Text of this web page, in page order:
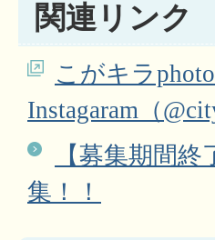
関連リンク
こがキラ
Instagaram（
【募集期間
集！！